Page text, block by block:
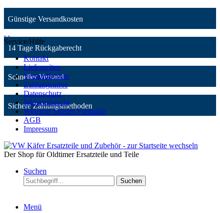
Günstige Versandkosten
14 Tage Rückgaberecht
Schneller Versand
Sichere Zahlungsmethoden
Service/Hilfe
Kontakt
Lieferzeiten
Versandkosten
Zahlungsinfos
Datenschutz
Widerrufsrecht
Widerruf Muster-Formular
AGB
Impressum
Der Shop für Oldtimer Ersatzteile und Teile
Suchen
Suchen
Menü